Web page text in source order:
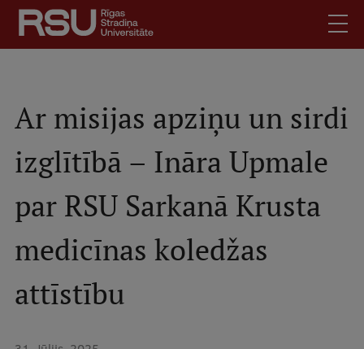
Pārlekt
galveno
saturu
Mobile
augšējā
izvēlne
Studentiem
Absolventiem
Darba devējiem
Bibliotēka
Kontakti
Ar misijas apziņu un sirdi
izglītībā – Ināra Upmale
par RSU Sarkanā Krusta
medicīnas koledžas
attīstību